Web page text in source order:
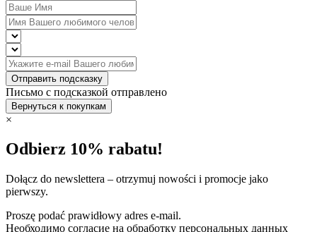
Отправить подсказку
Письмо с подсказкой отправлено
Вернуться к покупкам
×
Odbierz 10% rabatu!
Dołącz do newslettera – otrzymuj nowości i promocje jako
pierwszy.
Proszę podać prawidłowy adres e-mail.
Необходимо согласие на обработку персональных данных